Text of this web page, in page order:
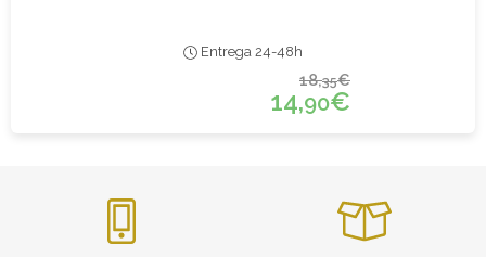
Entrega 24-48h
18,35€
14,90€